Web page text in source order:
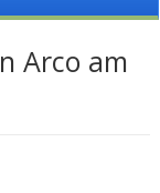
Arco am